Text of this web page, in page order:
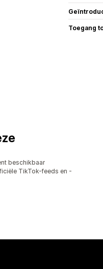
Toegang
beschikbaar
TikTok-feeds en -